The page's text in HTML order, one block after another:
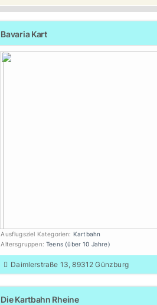
Bavaria Kart
Ausflugsziel Kategorien: Kartbahn
Altersgruppen:Teens (über 10 Jahre)
Daimlerstraße 13, 89312 Günzburg
Die Kartbahn Rheine